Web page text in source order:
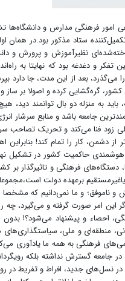
امور فرهنگی مدارس و
ستاد مذکور بود.در همان
نظیرآموزش و پرورش و
و دغدغه بود که نهایتا به
آغاز به کار شورا می‌گذرد، بعد از این
گره‌گشایی کرده و اصولا بر ساز
به منزله دو بال توانمند
جامعه باشد و منابع سرشار
زود فنا می‌کند و تحریک تصاحب
دشمن، کار را تمام کند!
هوشمندی حاکمیت کشور در
فرهنگی و تاثیرگذار بر
برعهده دولت
ناموفق؛ و ما نمی‌دانیم که
امر صورت گرفته و می‌گیرد، چه
و پیشنهاد می‌شود؟! بدون
منطقه‌ای و ملی،
فرهنگی به همه ما یادآوری
در جامعه گسترش نداشته بلکه
جدید، افراط و تفریط در